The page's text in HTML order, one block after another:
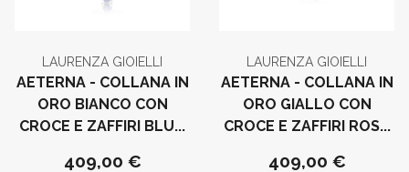
LAURENZA GIOIELLI
AETERNA - COLLANA IN
ORO BIANCO CON
CROCE E ZAFFIRI BLU...
409,00 €
LAURENZA GIOIELLI
AETERNA - COLLANA IN
ORO GIALLO CON
CROCE E ZAFFIRI ROS...
409,00 €